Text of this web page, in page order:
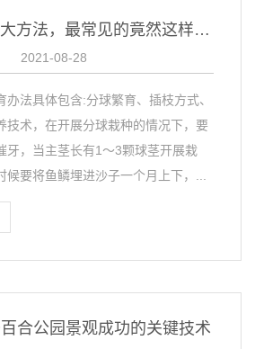
百合种球繁殖4大方法，最常见的竟然这样操作
2021-08-28
办法具体包含:分球繁育、插枝方式、
技术，在开展分球栽种的情况下，要
牙，当主茎长有1～3颗球茎开展栽
要将鱼鳞埋进沙子一个月上下，...
合公园景观成功的关键技术